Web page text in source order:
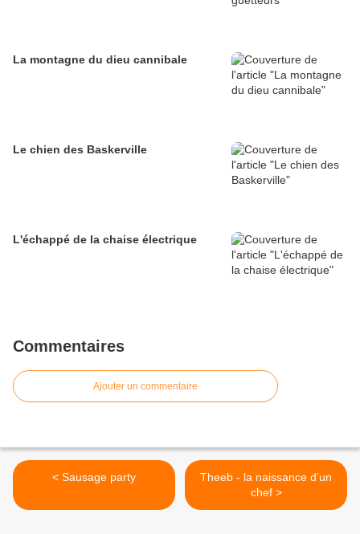
La montagne du dieu cannibale
Le chien des Baskerville
L'échappé de la chaise électrique
Commentaires
Ajouter un commentaire
< Sausage party
Theeb - la naissance d’un
chef >